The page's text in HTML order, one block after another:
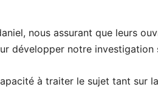
nous assurant que leurs
développer notre investigation
à traiter le sujet tant sur